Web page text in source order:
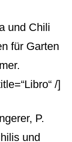
und Chili
für Garten
/]
P.
und